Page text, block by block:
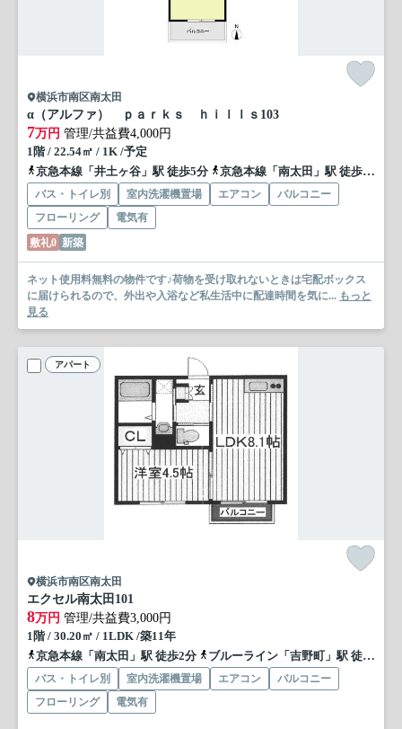
横浜市南区南太田
α（アルファ） ｐａｒｋｓ ｈｉｌｌｓ 103
7万円 管理/共益費4,000円
1階 / 22.54㎡ / 1K /予定
京急本線「井土ヶ谷」駅 徒歩5分
京急本線「南太田」駅 徒歩17分
バス・トイレ別 室内洗濯機置場 エアコン
バルコニー
フローリング
電気有
敷礼0 新築
ネット使用料無料の物件です♪荷物を受け取れないときは宅配ボックス
に届けられるので、外出や入浴など私生活中に配達時間を気に... もっと
見る
アパート
横浜市南区南太田
エクセル南太田 101
8万円 管理/共益費3,000円
1階 / 30.20㎡ / 1LDK /築11年
京急本線「南太田」駅 徒歩2分
ブルーライン「吉野町」駅 徒歩8分
バス・トイレ別 室内洗濯機置場 エアコン
バルコニー
フローリング
電気有